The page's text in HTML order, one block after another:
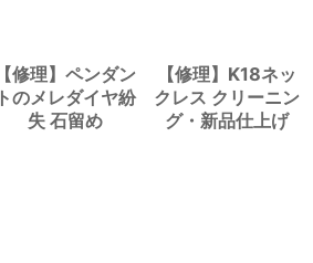
【修理】ペンダン
トのメレダイヤ紛
失 石留め
【修理】K18ネッ
クレス クリーニン
グ・新品仕上げ